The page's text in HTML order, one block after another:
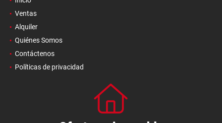
Ventas
Alquiler
Quiénes Somos
Contáctenos
Políticas de privacidad